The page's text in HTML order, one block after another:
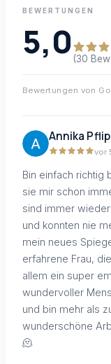
BEWERTUNGEN
5,0 (30
Bewertungen von
Annika
vor
Bin einfach richtig
sie mir schon
sind immer
und konnten nie
mein neues
erfahrene Frau,
allem ein super
wundervoller
und bin mehr als
wunderschöne
🫠